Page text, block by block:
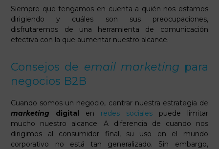
Siempre que tengamos en cuenta a quién nos estamos
dirigiendo y cuáles son sus preocupaciones,
disfrutaremos de una herramienta de comunicación
efectiva con la que aumentar nuestro alcance.
Consejos de email marketing para
negocios B2B
Cuando somos un negocio, centrar nuestra estrategia de
marketing digital en redes socialespuede limitar
mucho nuestro alcance. A diferencia de cuando nos
dirigimos al consumidor final, su uso en el mundo
corporativo no está tan generalizado. Sin embargo,